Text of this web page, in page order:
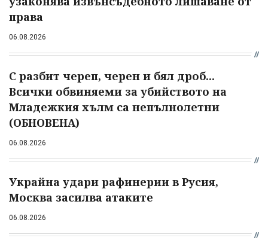
права
06.08.2026
С разбит череп, черен и бял дроб...
Всички обвиняеми за убийството на
Младежкия хълм са непълнолетни
(ОБНОВЕНА)
06.08.2026
Украйна удари рафинерии в Русия,
Москва засилва атаките
06.08.2026